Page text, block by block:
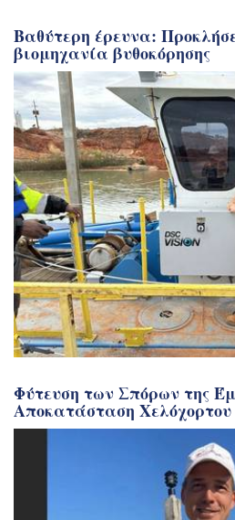
Βαθύτερη έρευνα:
βιομηχανία βυθοκόρησης
Φύτευση των Σπόρων της
Αποκατάσταση Χελόχορτου